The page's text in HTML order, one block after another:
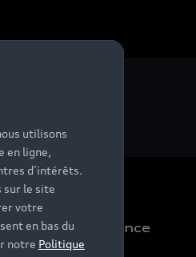
Audi Expérience
utilisons
en ligne,
d’intérêts.
sur le site
votre
en bas du
notre Politique